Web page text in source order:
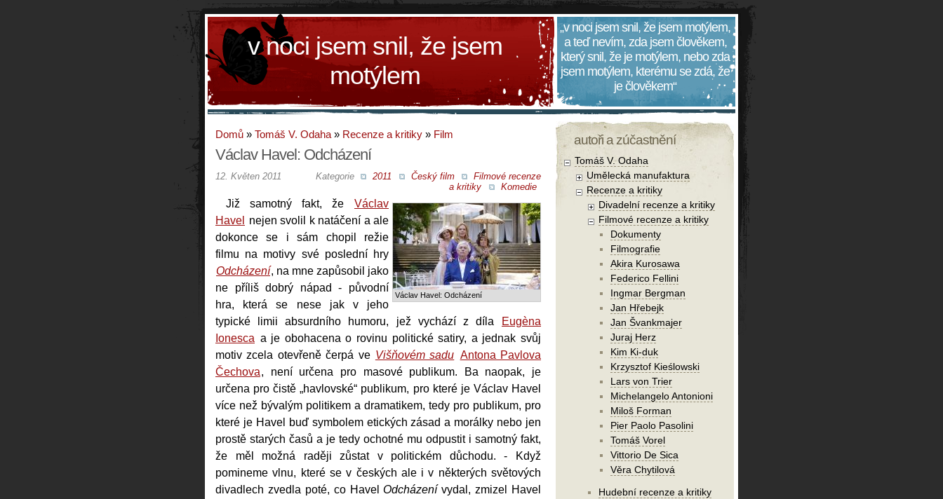
v noci jsem snil, že jsem
motýlem
„v noci jsem snil, že jsem motýlem,
a teď nevím, zda jsem člověkem,
který snil, že je motýlem, nebo zda
jsem motýlem, kterému se zdá, že
je člověkem“
Domů » Tomáš V. Odaha » Recenze a kritiky » Film
Václav Havel: Odcházení
Kategorie 2011 Český film
Filmové recenze
a kritiky
Komedie
12. Květen 2011
Václav Havel: Odcházení
Již samotný fakt, že Václav
Havel
nejen svolil k natáčení a ale
dokonce se i sám chopil režie
filmu na motivy své poslední hry
Odcházení, na mne zapůsobil jako
ne příliš dobrý nápad - původní
hra, která se nese jak v jeho
typické limii absurdního humoru, jež vychází z díla
Eugèna
Ionesca a je obohacena o rovinu politické satiry, a jednak svůj
motiv zcela otevřeně čerpá ve Višňovém sadu Antona Pavlova
Čechova, není určena pro masové publikum. Ba naopak, je
určena pro čistě „havlovské“ publikum, pro které je Václav Havel
více než bývalým politikem a dramatikem, tedy pro publikum, pro
které je Havel buď symbolem etických zásad a morálky nebo jen
prostě starých časů a je tedy ochotné mu odpustit i samotný fakt,
že měl možná raději zůstat v politickém důchodu. - Když
pomineme vlnu, které se v českých ale i v některých světových
divadlech zvedla poté, co HavelOdcházenívydal, zmizel Havel
autoři a zúčastnění
Tomáš V. Odaha
Umělecká manufaktura
Recenze a kritiky
Divadelní recenze a kritiky
Filmové recenze a kritiky
Dokumenty
Filmografie
Akira Kurosawa
Federico Fellini
Ingmar Bergman
Jan Hřebejk
Jan Švankmajer
Juraj Herz
Kim Ki-duk
Krzysztof Kieślowski
Lars von Trier
Michelangelo Antonioni
Miloš Forman
Pier Paolo Pasolini
Tomáš Vorel
Vittorio De Sica
Věra Chytilová
Hudební recenze a kritiky